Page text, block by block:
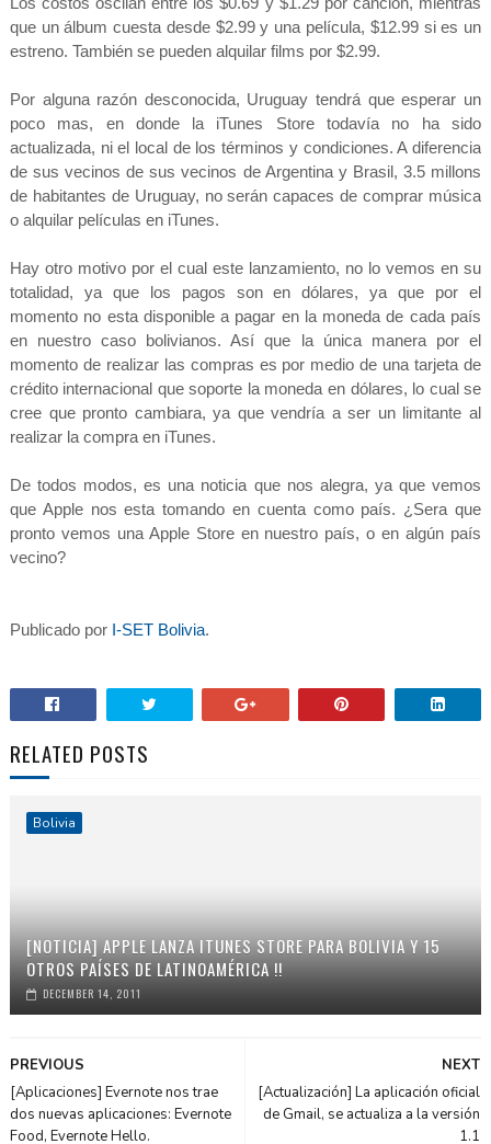
que un álbum cuesta desde $2.99 y una película, $12.99 si es un
estreno. También se pueden alquilar films por $2.99.
Por alguna razón desconocida, Uruguay tendrá que esperar un
poco mas, en donde la iTunes Store todavía no ha sido
actualizada, ni el local de los términos y condiciones. A diferencia
de sus vecinos de sus vecinos de Argentina y Brasil, 3.5 millons
de habitantes de Uruguay, no serán capaces de comprar música
o alquilar películas en iTunes.
Hay otro motivo por el cual este lanzamiento, no lo vemos en su
totalidad, ya que los pagos son en dólares, ya que por el
momento no esta disponible a pagar en la moneda de cada país
en nuestro caso bolivianos. Así que la única manera por el
momento de realizar las compras es por medio de una tarjeta de
crédito internacional que soporte la moneda en dólares, lo cual se
cree que pronto cambiara, ya que vendría a ser un limitante al
realizar la compra en iTunes.
De todos modos, es una noticia que nos alegra, ya que vemos
que Apple nos esta tomando en cuenta como país. ¿Sera que
pronto vemos una Apple Store en nuestro país, o en algún país
vecino?
Publicado por I-SET Bolivia.
RELATED POSTS
Bolivia
[NOTICIA] APPLE LANZA ITUNES STORE PARA BOLIVIA Y 15
OTROS PAÍSES DE LATINOAMÉRICA !!
DECEMBER 14, 2011
NEXT
[Actualización] La aplicación oficial
de Gmail, se actualiza a la versión
1.1
PREVIOUS
[Aplicaciones] Evernote nos trae
dos nuevas aplicaciones: Evernote
Food, Evernote Hello.